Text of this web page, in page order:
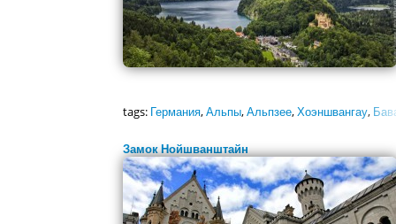
tags: Германия,Альпы,Альпзее,Хоэншвангау,
Замок Нойшванштайн